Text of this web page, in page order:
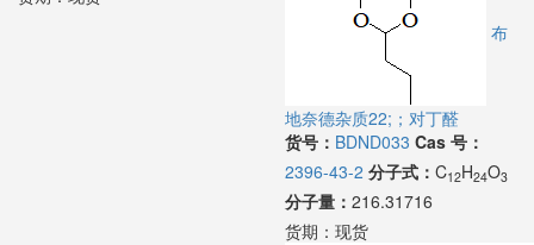
布
地奈德杂质22;；对丁醛
货号： BDND033 Cas 号：
2396-43-2 分子式： C12H24O3
分子量： 216.31716
货期： 现货